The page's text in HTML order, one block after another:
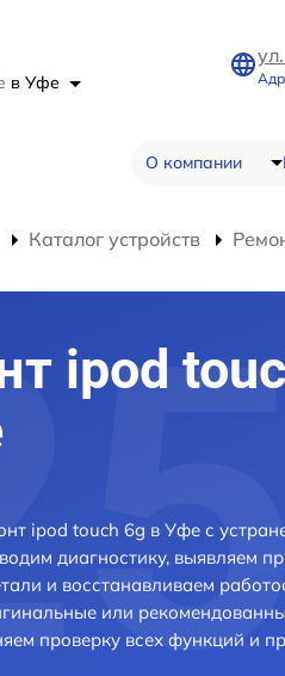
в Уфе
О компании
Каталог устройств
ipod
ipod touch 6g в Уфе с
диагностику, выявляем
и восстанавливаем
или
проверку всех функций и